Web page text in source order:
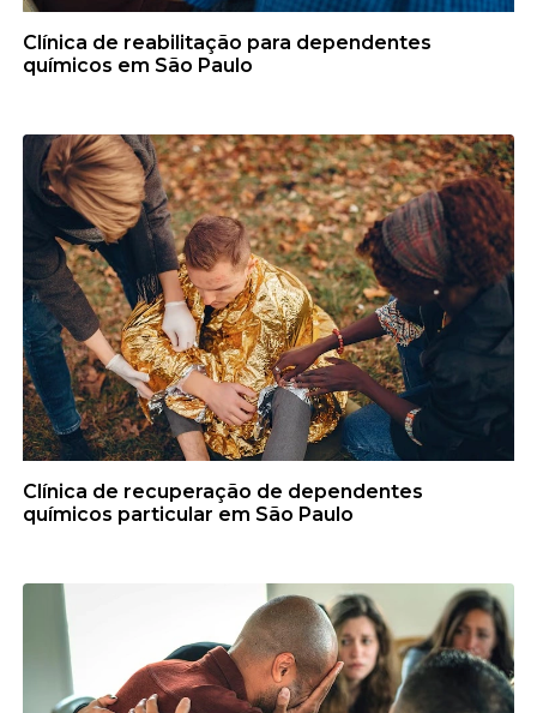
Clínica de reabilitação para dependentes
químicos em São Paulo
Clínica de recuperação de dependentes
químicos particular em São Paulo